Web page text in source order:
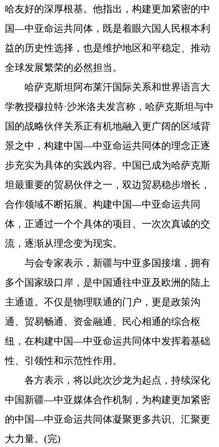
哈友好的深厚根基。他指出，构建更加紧密的中
国—中亚命运共同体，既是着眼六国人民根本利
益的历史性选择，也是维护地区和平稳定、推动
全球发展繁荣的必然担当。
哈萨克斯坦阿布莱汗国际关系和世界语言大
学教授穆拉特·沙米洛夫发言称，哈萨克斯坦与中
国的战略伙伴关系正有机地融入更广阔的区域背
景之中，构建中国—中亚命运共同体的理念正逐
步充实为具体的实践内容。中国已成为哈萨克斯
坦最重要的贸易伙伴之一，双边贸易稳步增长，
合作领域不断拓展。构建中国—中亚命运共同
体，正通过一个个具体的项目、一次次真诚的交
流，逐渐从理念变为现实。
与会专家表示，新疆与中亚多国接壤，拥有
多个国家级口岸，是中国通往中亚及欧洲的陆上
主通道。不仅是物理联通的门户，更是政策沟
通、贸易畅通、资金融通、民心相通的综合枢
纽，在构建中国—中亚命运共同体中发挥着基础
性、引领性和示范性作用。
各方表示，将以此次沙龙为起点，持续深化
中国新疆—中亚媒体合作机制，为构建更加紧密
的中国—中亚命运共同体凝聚更多共识、汇聚更
大力量。(完)